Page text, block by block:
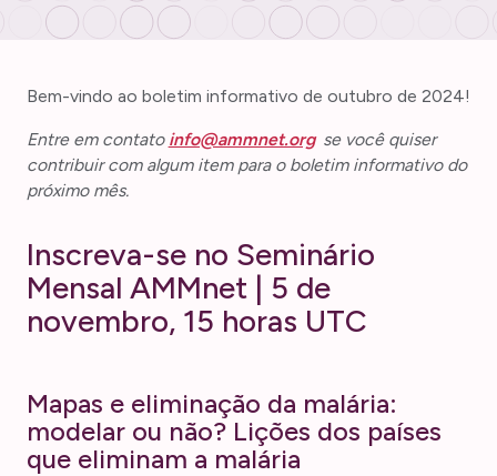
Bem-vindo ao boletim informativo de outubro de 2024!
Entre em contato info@ammnet.org se você quiser
contribuir com algum item para o boletim informativo do
próximo mês.
Inscreva-se no Seminário
Mensal AMMnet | 5 de
novembro, 15 horas UTC
Mapas e eliminação da malária:
modelar ou não? Lições dos países
que eliminam a malária